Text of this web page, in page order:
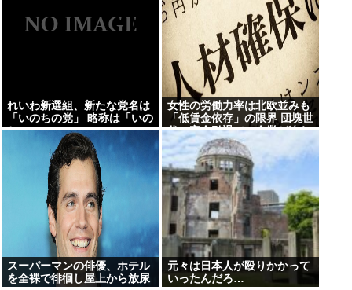
れいわ新選組、新たな党名は
「いのちの党」 略称は「いの
ち」
女性の労働力率は北欧並みも
「低賃金依存」の限界 団塊世
代の完全引退で、企業が迫ら
れる”最後の選択”
スーパーマンの俳優、ホテル
を全裸で徘徊し屋上から放尿
元々は日本人が殴りかかって
いったんだろ…